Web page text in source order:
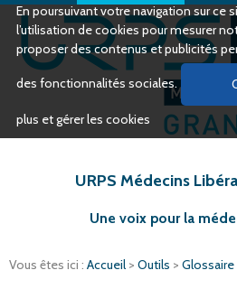
En poursuivant votre navigation sur ce
l’utilisation de cookies pour mesurer
proposer des contenus et publicités
des fonctionnalités sociales.
plus et gérer les cookies
URPS Médecins
Une voix pour la
Vous êtes ici : Accueil > Outils > Glossaire